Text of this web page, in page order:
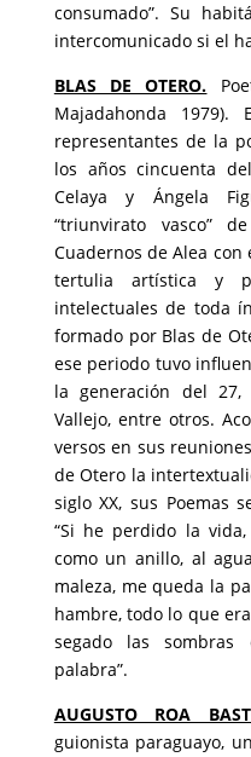
consumado”. Su
intercomunicado si el
BLAS DE OTERO.
Majadahonda
representantes de la
los años cincuenta
Celaya y Ángela
“triunvirato vasco”
Cuadernos de Alea
tertulia artística y
intelectuales de toda
formado por Blas de
ese periodo tuvo
la generación del 27,
Vallejo, entre otros.
versos en sus
de Otero la
siglo XX, sus Poemas
“Si he perdido la
como un anillo, al
maleza, me queda la
hambre, todo lo que
segado las
palabra”.
AUGUSTO ROA
guionista paraguayo,